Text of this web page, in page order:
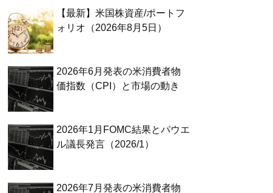
【最新】米国株資産/ポートフ
ォリオ（2026年8月5日）
2026年6月発表の米消費者物
価指数（CPI）と市場の動き
2026年1月FOMC結果とパウエ
ル議長発言（2026/1）
2026年7月発表の米消費者物